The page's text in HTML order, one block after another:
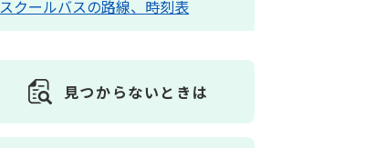
スクールバスの路線、時刻表
見つからないときは